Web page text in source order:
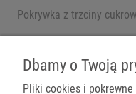
Pokrywka z trzciny
Dbamy o Twoją
Pliki cookies i